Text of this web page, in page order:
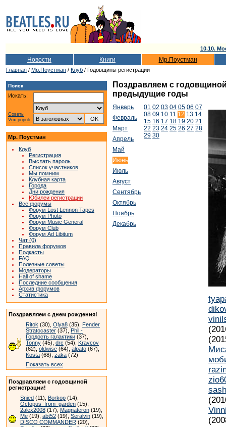
10.10.
Новости Книги Мр.Поустман
Главная / Мр.Поустман / Клуб / Годовщины регистрации
Поиск
Искать:
Советы
Vox populi
Мр. Поустман
Клуб
Регистрация
Выслать пароль
Список участников
Мы помним
Клубная карта
Города
Дни рождения
Юбилеи регистрации
Все форумы
Форум Lost Lennon Tapes
Форум Photo
Форум Music General
Форум Club
Форум Ad Libitum
Чат (0)
Правила форумов
Подкасты
FAQ
Полезные советы
Модераторы
Hall of shame
Последние сообщения
Архив форумов
Статистика
Поздравляем с днем рождения!
Ritok (30), Olya8 (35), Fender
Stratocaster (37), Phil -
Гордость галактики (37),
Tonny (45), drc (54), Kravcov
(62), oldwise (64), alpato (67),
Kosta (68), zaka (72)
Показать всех
Поздравляем с годовщиной
регистрации!
Snied (11), Borkop (14),
Octopus_from_garden (15),
2alex2008 (17), Magnateron (19),
Me (19), abt52 (19), Seralvin (19),
DISCO COMMANDER (20),
Поздравляем с
предыдущие годы
Январь
Февраль
Март
Апрель
Май
Июнь
Июль
Август
Сентябрь
Октябрь
Ноябрь
Декабрь
01 02 03 04 05 06 07
08 09 10 11 12 13 14
15 16 17 18 19 20 21
22 23 24 25 26 27 28
29 30